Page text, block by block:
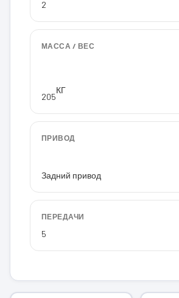
2
МАССА / ВЕС
205
КГ
ПРИВОД
Задний привод
ПЕРЕДАЧИ
5